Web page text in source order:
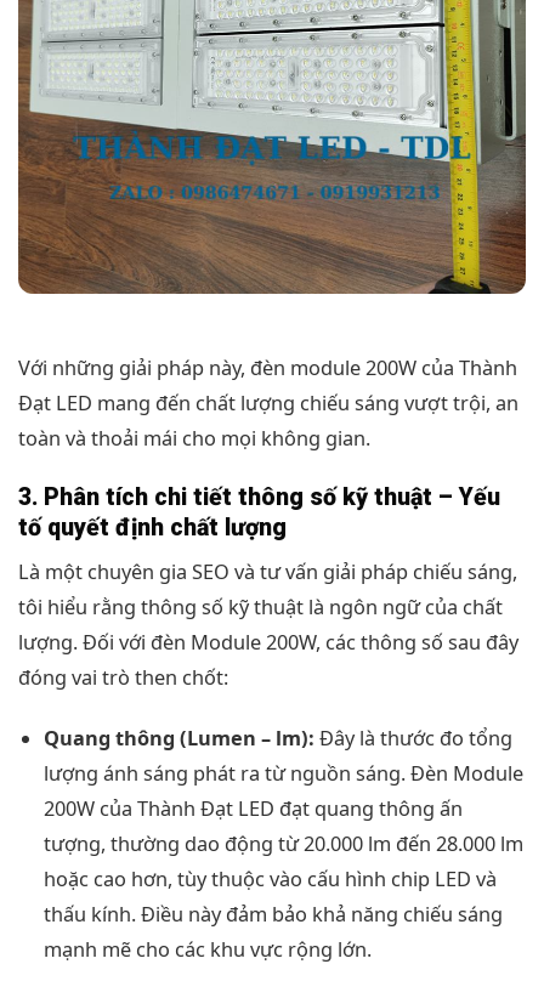
Với những giải pháp này, đèn module 200W của Thành
Đạt LED mang đến chất lượng chiếu sáng vượt trội, an
toàn và thoải mái cho mọi không gian.
3. Phân tích chi tiết thông số kỹ thuật – Yếu
tố quyết định chất lượng
Là một chuyên gia SEO và tư vấn giải pháp chiếu sáng,
tôi hiểu rằng thông số kỹ thuật là ngôn ngữ của chất
lượng. Đối với đèn Module 200W, các thông số sau đây
đóng vai trò then chốt:
Quang thông (Lumen – lm): Đây là thước đo tổng
lượng ánh sáng phát ra từ nguồn sáng. Đèn Module
200W của Thành Đạt LED đạt quang thông ấn
tượng, thường dao động từ 20.000 lm đến 28.000 lm
hoặc cao hơn, tùy thuộc vào cấu hình chip LED và
thấu kính. Điều này đảm bảo khả năng chiếu sáng
mạnh mẽ cho các khu vực rộng lớn.